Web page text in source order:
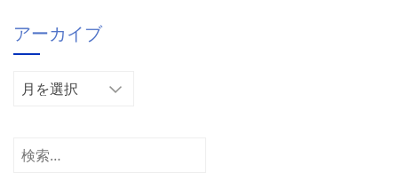
リ
ー
アーカイブ
ア
イ
検